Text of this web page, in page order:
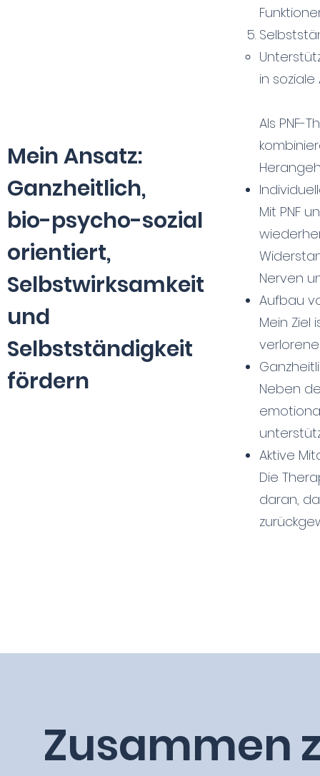
Mein Ansatz:
Ganzheitlich,
bio-psycho-sozial
orientiert,
Selbstwirksamkeit
und
Selbstständigkeit
fördern
in soziale
Als PNF-
Mit PNF
Nerven
Aufbau
Mein Ziel
Neben
Aktive
Die
daran,
Zusammen